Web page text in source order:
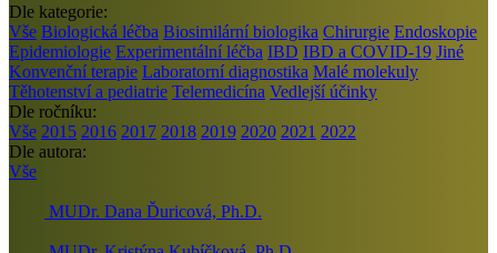
Dle kategorie:
Vše Biologická léčba Biosimilární biologika Chirurgie Endoskopie
Epidemiologie Experimentální léčba IBD IBD a COVID-19 Jiné
Konvenční terapie Laboratorní diagnostika Malé molekuly
Těhotenství a pediatrie Telemedicína Vedlejší účinky
Dle ročníku:
Vše 2015 2016 2017 2018 2019 2020 2021 2022
Dle autora:
Vše
MUDr. Dana Ďuricová, Ph.D.